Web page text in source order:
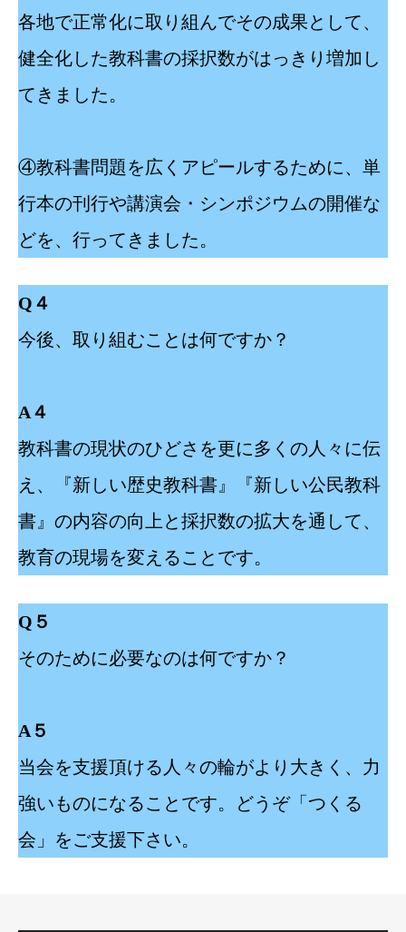
各地で正常化に取り組んでその成果として、
健全化した教科書の採択数がはっきり増加し
てきました。
④教科書問題を広くアピールするために、単
行本の刊行や講演会・シンポジウムの開催な
どを、行ってきました。
Q４
今後、取り組むことは何ですか？
A４
教科書の現状のひどさを更に多くの人々に伝
え、『新しい歴史教科書』『新しい公民教科
書』の内容の向上と採択数の拡大を通して、
教育の現場を変えることです。
Q５
そのために必要なのは何ですか？
A５
当会を支援頂ける人々の輪がより大きく、力
強いものになることです。どうぞ「つくる
会」をご支援下さい。